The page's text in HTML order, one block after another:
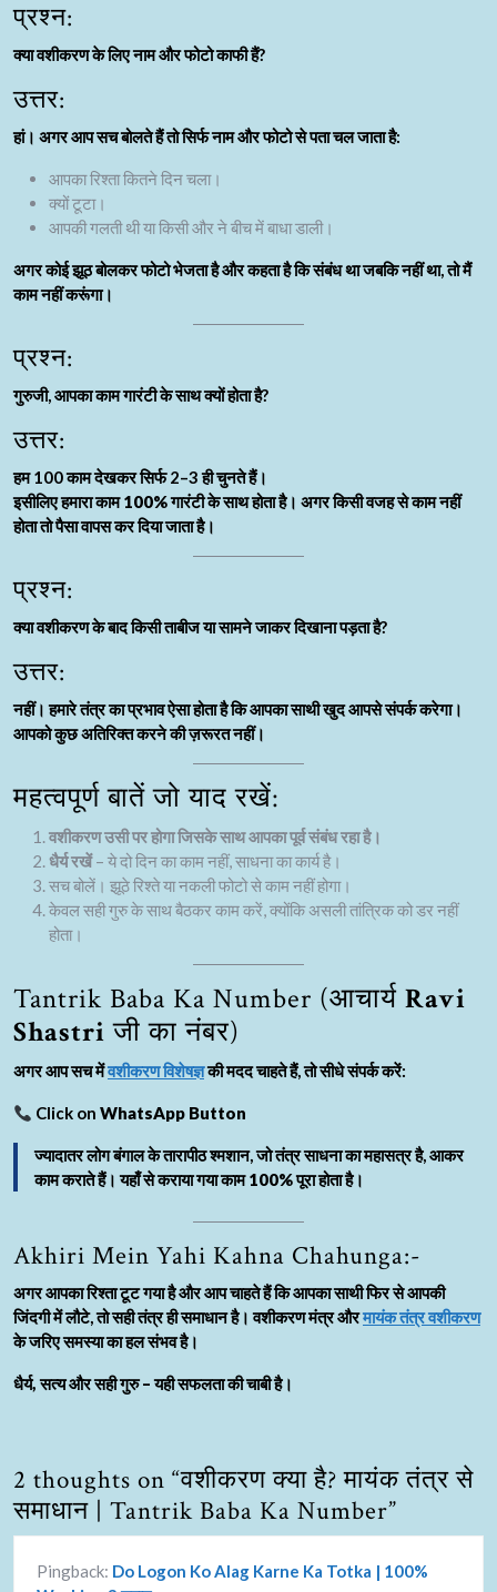
प्रश्न:
क्या वशीकरण के लिए नाम और फोटो काफी हैं?
उत्तर:
हां। अगर आप सच बोलते हैं तो सिर्फ नाम और फोटो से पता चल जाता है:
आपका रिश्ता कितने दिन चला।
क्यों टूटा।
आपकी गलती थी या किसी और ने बीच में बाधा डाली।
अगर कोई झूठ बोलकर फोटो भेजता है और कहता है कि संबंध था जबकि नहीं था, तो मैं
काम नहीं करूंगा।
प्रश्न:
गुरुजी, आपका काम गारंटी के साथ क्यों होता है?
उत्तर:
हम 100 काम देखकर सिर्फ 2–3 ही चुनते हैं।
इसीलिए हमारा काम100% गारंटीके साथ होता है। अगर किसी वजह से काम नहीं
होता तो पैसा वापस कर दिया जाता है।
प्रश्न:
क्या वशीकरण के बाद किसी ताबीज या सामने जाकर दिखाना पड़ता है?
उत्तर:
नहीं। हमारे तंत्र का प्रभाव ऐसा होता है कि आपका साथी खुद आपसे संपर्क करेगा।
आपको कुछ अतिरिक्त करने की ज़रूरत नहीं।
महत्वपूर्ण बातें जो याद रखें:
वशीकरण उसी पर होगा जिसके साथ आपका पूर्व संबंध रहा है।
धैर्य रखें– ये दो दिन का काम नहीं, साधना का कार्य है।
सच बोलें। झूठे रिश्ते या नकली फोटो से काम नहीं होगा।
केवल सही गुरु के साथ बैठकर काम करें, क्योंकि असली तांत्रिक को डर नहीं
होता।
Tantrik Baba Ka Number (आचार्य Ravi
Shastri जी का नंबर)
अगर आप सच मेंवशीकरण विशेषज्ञकी मदद चाहते हैं, तो सीधे संपर्क करें:
Click onWhatsApp Button
ज्यादातर लोग बंगाल केतारापीठ श्मशान, जो तंत्र साधना का महासत्र है, आकर
काम कराते हैं। यहाँ से कराया गया काम100% पूरा होता है।
Akhiri Mein Yahi Kahna Chahunga:-
अगर आपका रिश्ता टूट गया है और आप चाहते हैं कि आपका साथी फिर से आपकी
जिंदगी में लौटे, तो सही तंत्र ही समाधान है।वशीकरण मंत्रऔरमायंक तंत्र वशीकरण
के जरिए समस्या का हल संभव है।
धैर्य, सत्य और सही गुरु – यही सफलता की चाबी है।
2 thoughts on “वशीकरण क्या है? मायंक तंत्र से
समाधान | Tantrik Baba Ka Number”
Pingback: Do Logon Ko Alag Karne Ka Totka | 100%